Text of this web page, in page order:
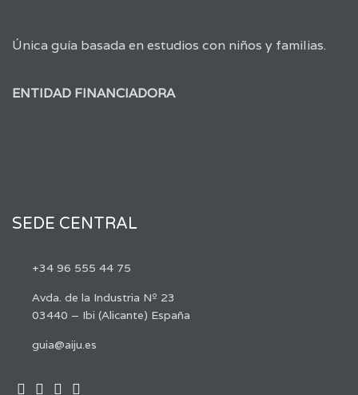
Única guía basada en estudios con niños y familias.
ENTIDAD FINANCIADORA
SEDE CENTRAL
+34 96 555 44 75
Avda. de la Industria Nº 23
03440 – Ibi (Alicante) España
guia@aiju.es